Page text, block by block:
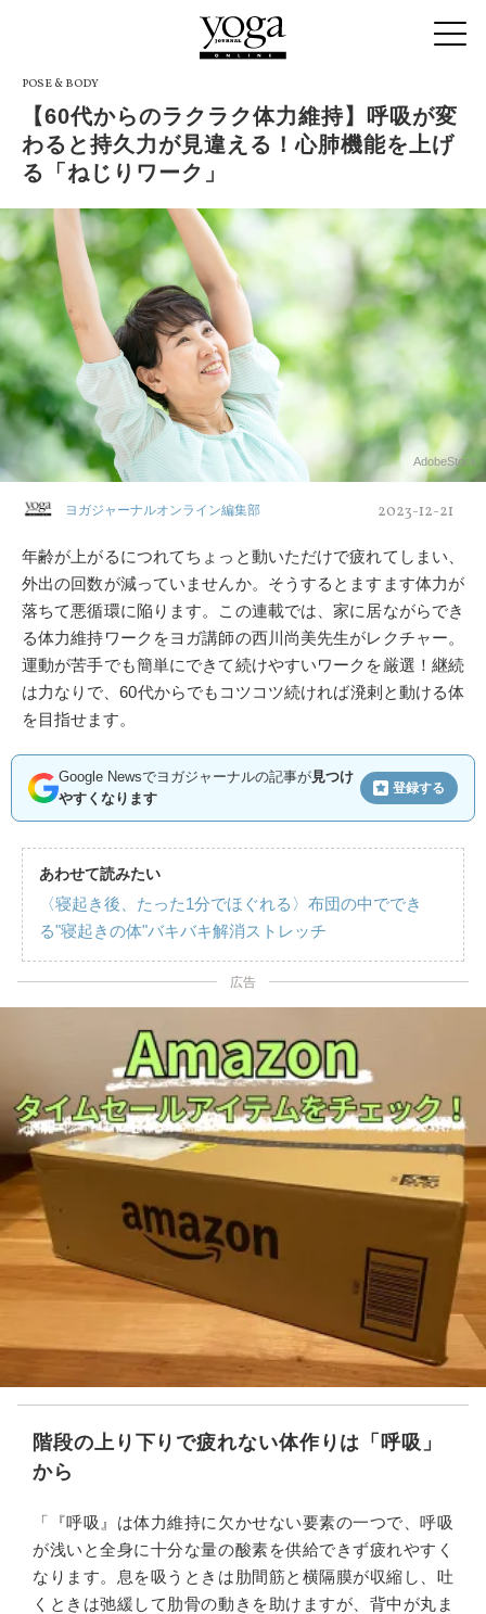
POSE & BODY
【60代からのラクラク体力維持】呼吸が変
わると持久力が見違える！心肺機能を上げ
る「ねじりワーク」
AdobeStock
ヨガジャーナルオンライン編集部 2023-12-21
年齢が上がるにつれてちょっと動いただけで疲れてしまい、
外出の回数が減っていませんか。そうするとますます体力が
落ちて悪循環に陥ります。この連載では、家に居ながらでき
る体力維持ワークをヨガ講師の西川尚美先生がレクチャー。
運動が苦手でも簡単にできて続けやすいワークを厳選！継続
は力なりで、60代からでもコツコツ続ければ溌剌と動ける体
を目指せます。
Google Newsでヨガジャーナルの記事が見つけ
やすくなります
登録する
あわせて読みたい
〈寝起き後、たった1分でほぐれる〉布団の中ででき
る"寝起きの体"バキバキ解消ストレッチ
広告
階段の上り下りで疲れない体作りは「呼吸」
から
「『呼吸』は体力維持に欠かせない要素の一つで、呼吸
が浅いと全身に十分な量の酸素を供給できず疲れやすく
なります。息を吸うときは肋間筋と横隔膜が収縮し、吐
くときは弛緩して肋骨の動きを助けますが、背中が丸ま